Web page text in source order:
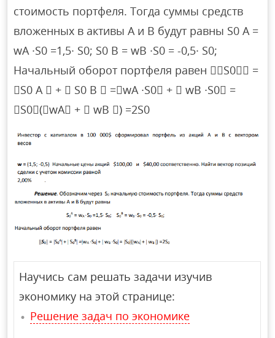
стоимость портфеля. Тогда суммы средств
вложенных в активы А и В будут равны S0 A =
wA ∙S0 =1,5∙ S0; S0 B = wB ∙S0 = -0,5∙ S0;
Начальный оборот портфеля равен S0 =
S0 A  +  S0 B  =wA ∙S0 +  wB ∙S0 =
S0(wA +  wB ) =2S0
Научись сам решать задачи изучив
экономику на этой странице:
Решение задач по экономике